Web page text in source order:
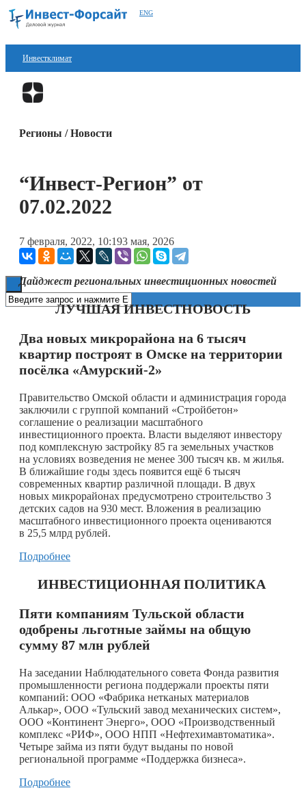
ENG
Инвестклимат
Финансы
Книги
Регионы / Новости
“Инвест-Регион” от
07.02.2022
7 февраля, 2022, 10:193 мая, 2026
Дайджест региональных инвестиционных новостей
ЛУЧШАЯ ИНВЕСТНОВОСТЬ
Два новых микрорайона на 6 тысяч
квартир построят в Омске на территории
посёлка «Амурский-2»
Правительство Омской области и администрация города
заключили с группой компаний «Стройбетон»
соглашение о реализации масштабного
инвестиционного проекта. Власти выделяют инвестору
под комплексную застройку 85 га земельных участков
на условиях возведения не менее 300 тысяч кв. м жилья.
В ближайшие годы здесь появится ещё 6 тысяч
современных квартир различной площади. В двух
новых микрорайонах предусмотрено строительство 3
детских садов на 930 мест. Вложения в реализацию
масштабного инвестиционного проекта оцениваются
в 25,5 млрд рублей.
Подробнее
ИНВЕСТИЦИОННАЯ ПОЛИТИКА
Пяти компаниям Тульской области
одобрены льготные займы на общую
сумму 87 млн рублей
На заседании Наблюдательного совета Фонда развития
промышленности региона поддержали проекты пяти
компаний: ООО «Фабрика нетканых материалов
Алькар», ООО «Тульский завод механических систем»,
ООО «Континент Энерго», ООО «Производственный
комплекс «РИФ», ООО НПП «Нефтехимавтоматика».
Четыре займа из пяти будут выданы по новой
региональной программе «Поддержка бизнеса».
Подробнее